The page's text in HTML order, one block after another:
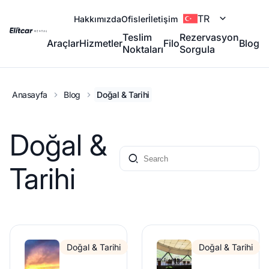
HakkımızdaOfislerİletişim TR
AraçlarHizmetlerTeslim
NoktalarıFiloRezervasyon
Sorgula
Blog
Anasayfa Blog Doğal & Tarihi
Doğal &
Tarihi
Doğal & Tarihi Doğal & Tarihi